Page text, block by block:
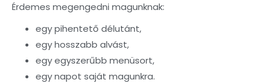
Érdemes megengedni magunknak:
egy pihentető délutánt,
egy hosszabb alvást,
egy egyszerűbb menüsort,
egy napot saját magunkra.